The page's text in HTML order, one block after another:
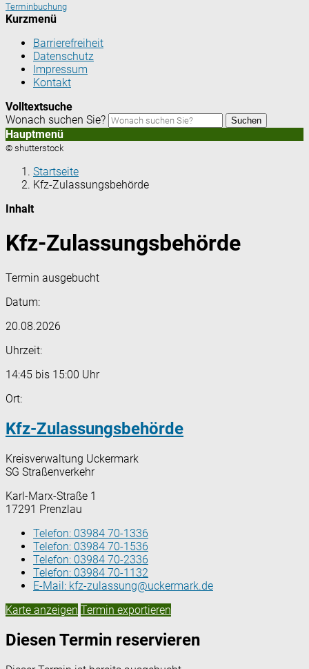
Terminbuchung
Kurzmenü
Barrierefreiheit
Datenschutz
Impressum
Kontakt
Volltextsuche
Wonach suchen Sie?
Suchen
Hauptmenü
© shutterstock
Startseite
Kfz-Zulassungsbehörde
Inhalt
Kfz-Zulassungsbehörde
Termin ausgebucht
Datum:
20.08.2026
Uhrzeit:
14:45 bis 15:00 Uhr
Ort:
Kfz-Zulassungsbehörde
Kreisverwaltung Uckermark
SG Straßenverkehr
Karl-Marx-Straße 1
17291 Prenzlau
Telefon: 03984 70-1336
Telefon: 03984 70-1536
Telefon: 03984 70-2336
Telefon: 03984 70-1132
E-Mail: kfz-zulassung@uckermark.de
Karte anzeigen Termin exportieren
Diesen Termin reservieren